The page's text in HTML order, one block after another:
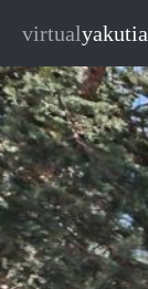
virtualyakutia